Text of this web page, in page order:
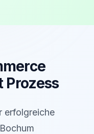
Prozess
erfolgreiche